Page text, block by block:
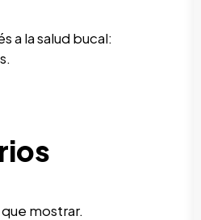
a la salud bucal:
mostrar.